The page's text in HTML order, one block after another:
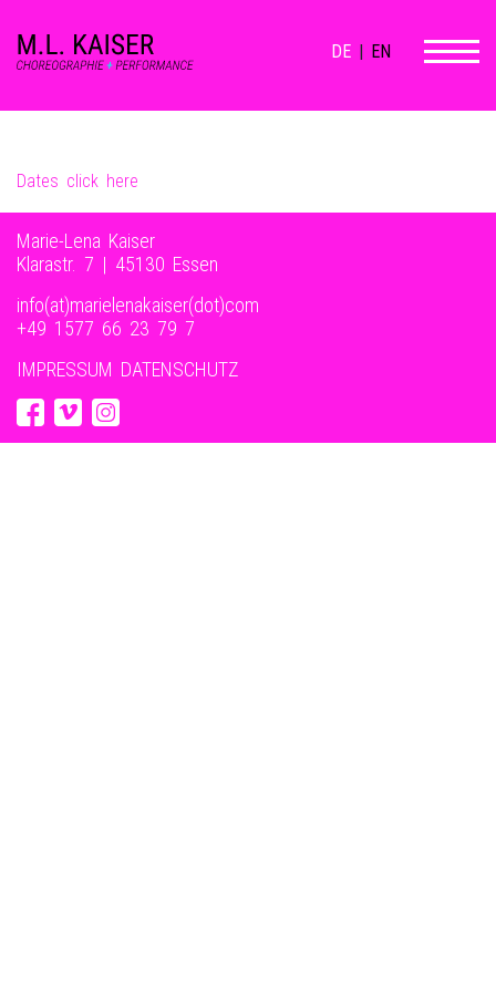
DE | EN
Dates click here
Marie-Lena Kaiser
Klarastr. 7 | 45130 Essen
info(at)marielenakaiser(dot)com
+49 1577 66 23 79 7‬
IMPRESSUM DATENSCHUTZ